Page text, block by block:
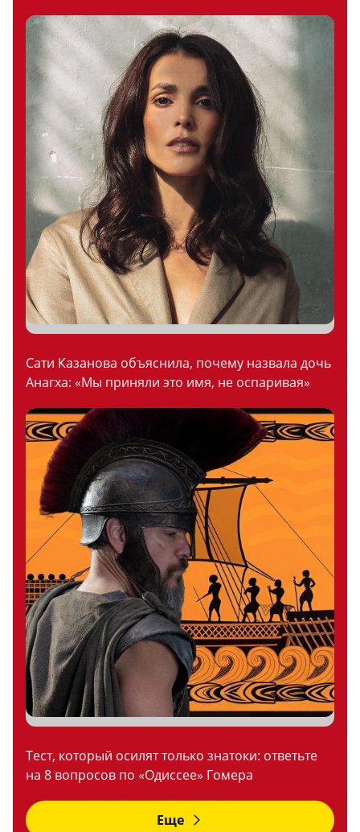
Сати Казанова объяснила, почему назвала дочь
Анагха: «Мы приняли это имя, не оспаривая»
Тест, который осилят только знатоки: ответьте
на 8 вопросов по «Одиссее» Гомера
Еще